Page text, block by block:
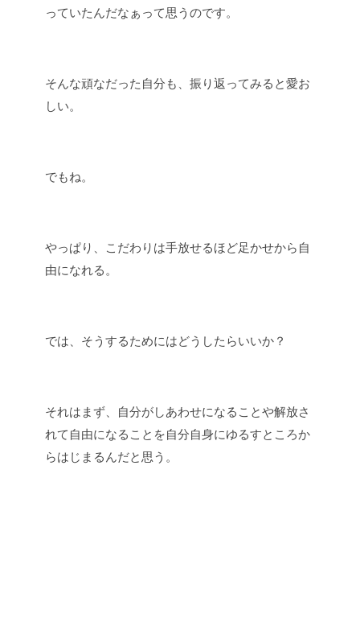
っていたんだなぁって思うのです。
そんな頑なだった自分も、振り返ってみると愛お
しい。
でもね。
やっぱり、こだわりは手放せるほど足かせから自
由になれる。
では、そうするためにはどうしたらいいか？
それはまず、自分がしあわせになることや解放さ
れて自由になることを自分自身にゆるすところか
らはじまるんだと思う。